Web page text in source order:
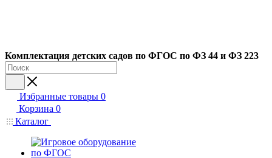
Комплектация детских садов по ФГОC по ФЗ 44 и ФЗ 223
Избранные товары 0
Корзина 0
Каталог